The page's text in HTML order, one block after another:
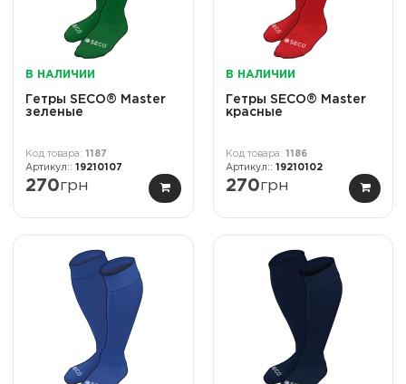
В НАЛИЧИИ
Гетры SECO® Master
зеленые
1187
19210107
270грн
В НАЛИЧИИ
Гетры SECO® Master
красные
1186
19210102
270грн